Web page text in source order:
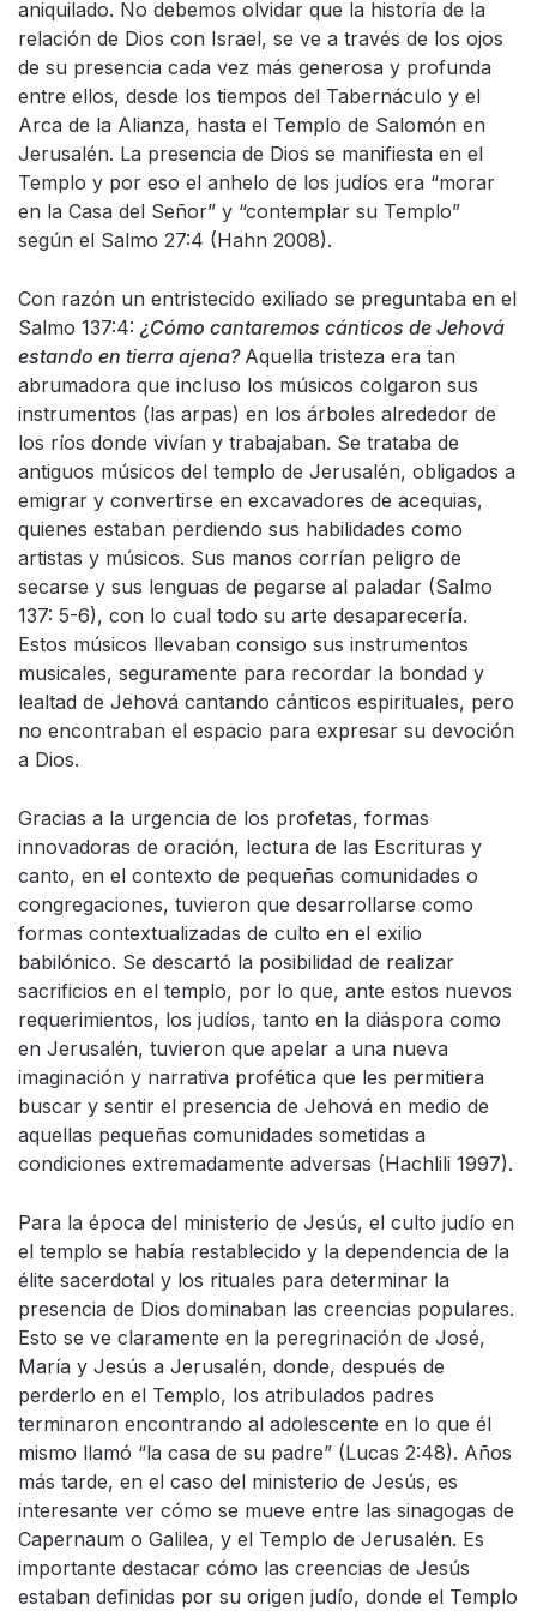
aniquilado. No debemos olvidar que la historia de la
relación de Dios con Israel, se ve a través de los ojos
de su presencia cada vez más generosa y profunda
entre ellos, desde los tiempos del Tabernáculo y el
Arca de la Alianza, hasta el Templo de Salomón en
Jerusalén. La presencia de Dios se manifiesta en el
Templo y por eso el anhelo de los judíos era “morar
en la Casa del Señor” y “contemplar su Templo”
según el Salmo 27:4 (Hahn 2008).
Con razón un entristecido exiliado se preguntaba en el
Salmo 137:4: ¿Cómo cantaremos cánticos de Jehová
estando en tierra ajena? Aquella tristeza era tan
abrumadora que incluso los músicos colgaron sus
instrumentos (las arpas) en los árboles alrededor de
los ríos donde vivían y trabajaban. Se trataba de
antiguos músicos del templo de Jerusalén, obligados a
emigrar y convertirse en excavadores de acequias,
quienes estaban perdiendo sus habilidades como
artistas y músicos. Sus manos corrían peligro de
secarse y sus lenguas de pegarse al paladar (Salmo
137: 5-6), con lo cual todo su arte desaparecería.
Estos músicos llevaban consigo sus instrumentos
musicales, seguramente para recordar la bondad y
lealtad de Jehová cantando cánticos espirituales, pero
no encontraban el espacio para expresar su devoción
a Dios.
Gracias a la urgencia de los profetas, formas
innovadoras de oración, lectura de las Escrituras y
canto, en el contexto de pequeñas comunidades o
congregaciones, tuvieron que desarrollarse como
formas contextualizadas de culto en el exilio
babilónico. Se descartó la posibilidad de realizar
sacrificios en el templo, por lo que, ante estos nuevos
requerimientos, los judíos, tanto en la diáspora como
en Jerusalén, tuvieron que apelar a una nueva
imaginación y narrativa profética que les permitiera
buscar y sentir el presencia de Jehová en medio de
aquellas pequeñas comunidades sometidas a
condiciones extremadamente adversas (Hachlili 1997).
Para la época del ministerio de Jesús, el culto judío en
el templo se había restablecido y la dependencia de la
élite sacerdotal y los rituales para determinar la
presencia de Dios dominaban las creencias populares.
Esto se ve claramente en la peregrinación de José,
María y Jesús a Jerusalén, donde, después de
perderlo en el Templo, los atribulados padres
terminaron encontrando al adolescente en lo que él
mismo llamó “la casa de su padre” (Lucas 2:48). Años
más tarde, en el caso del ministerio de Jesús, es
interesante ver cómo se mueve entre las sinagogas de
Capernaum o Galilea, y el Templo de Jerusalén. Es
importante destacar cómo las creencias de Jesús
estaban definidas por su origen judío, donde el Templo